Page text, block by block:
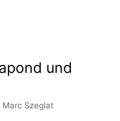
und
Marc Szeglat